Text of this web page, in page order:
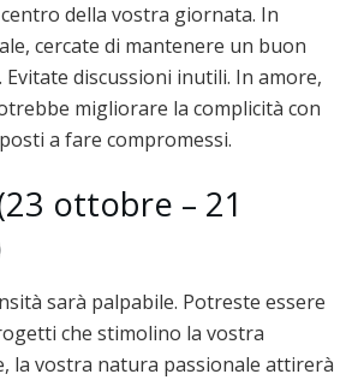
della vostra giornata. In
cercate di mantenere un buon
Evitate discussioni inutili. In amore,
migliorare la complicità con
a fare compromessi.
ottobre – 21
sarà palpabile. Potreste essere
che stimolino la vostra
la vostra natura passionale attirerà